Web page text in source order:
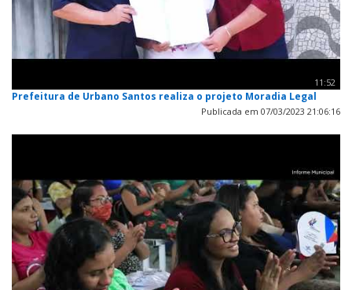
11:52
Prefeitura de Urbano Santos realiza o projeto Moradia Legal
Publicada em 07/03/2023 21:06:16